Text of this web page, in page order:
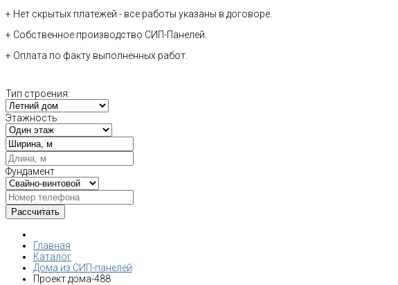
+ Нет скрытых платежей - все работы указаны в договоре.
+ Собственное производство СИП-Панелей.
+ Оплата по факту выполненных работ.
Тип строения:
Этажность
Фундамент
Главная
Каталог
Дома из СИП-панелей
Проект дома-488